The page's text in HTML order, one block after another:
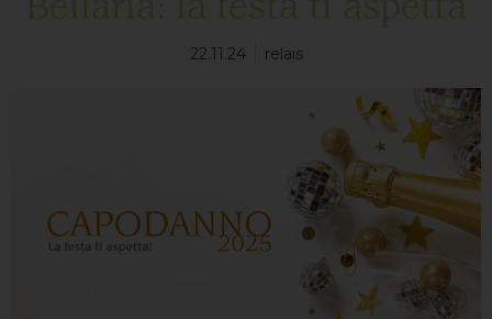
22.11.24 relais